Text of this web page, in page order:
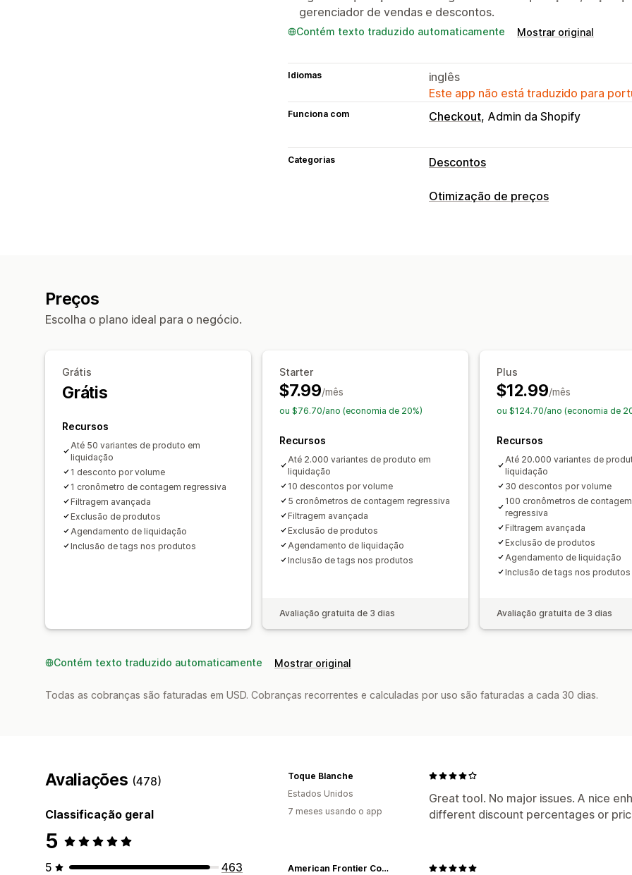
gerenciador de vendas e descontos.
Contém texto traduzido automaticamente Mostrar original
Idiomas
inglês
Este app não está traduzido para
Funciona com Checkout Admin da Shopify
Categorias Descontos
Tipos de descontos
Edição em massa
Definição de público-alvo
Otimização de preços
Preços
Escolha o plano ideal para o negócio.
Grátis
Grátis
Recursos
Até 50 variantes de produto em
liquidação
1 desconto por volume
1 cronômetro de contagem regressiva
Filtragem avançada
Exclusão de produtos
Agendamento de liquidação
Inclusão de tags nos produtos
Starter
$7.99/mês
ou $76.70/ano (economia de 20%)
Recursos
Até 2.000 variantes de produto em
liquidação
10 descontos por volume
5 cronômetros de contagem regressiva
Filtragem avançada
Exclusão de produtos
Agendamento de liquidação
Inclusão de tags nos produtos
Avaliação gratuita de 3 dias
Plus
$12.99/mês
ou $124.70/ano (economia de
Recursos
Até 20.000 variantes de
liquidação
30 descontos por volume
100 cronômetros de contagem
regressiva
Filtragem avançada
Exclusão de produtos
Agendamento de liquidação
Inclusão de tags nos produtos
Avaliação gratuita de 3 dias
Contém texto traduzido automaticamente Mostrar original
Todas as cobranças são faturadas em USD. Cobranças recorrentes e calculadas por uso são faturadas a cada 30 dias.
Avaliações (478)
Classificação geral
5
5
463
Great tool. No major issues. A nice
different discount percentages or
Toque Blanche
Estados Unidos
7 meses usando o app
American Frontier Company